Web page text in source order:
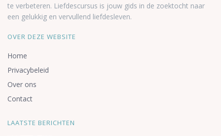
te verbeteren. Liefdescursus is jouw gids in de zoektocht naar
een gelukkig en vervullend liefdesleven.
OVER DEZE WEBSITE
Home
Privacybeleid
Over ons
Contact
LAATSTE BERICHTEN